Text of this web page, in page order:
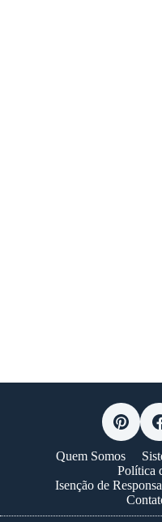
Quem Somos
Política
Isenção de